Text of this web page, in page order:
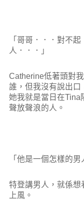
「哥哥．．．對不
人．．．」
Catherine低著頭對
誰，但我沒有說出口
她我就是當日在Tina
聲放聲浪的人。
「他是一個怎樣的
特登講男人，就係想
上風。